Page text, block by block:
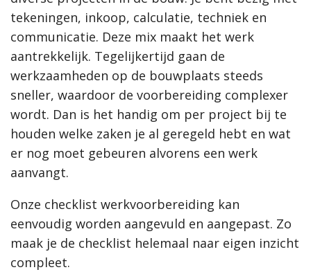
tekeningen, inkoop, calculatie, techniek en
communicatie. Deze mix maakt het werk
aantrekkelijk. Tegelijkertijd gaan de
werkzaamheden op de bouwplaats steeds
sneller, waardoor de voorbereiding complexer
wordt. Dan is het handig om per project bij te
houden welke zaken je al geregeld hebt en wat
er nog moet gebeuren alvorens een werk
aanvangt.
Onze checklist werkvoorbereiding kan
eenvoudig worden aangevuld en aangepast. Zo
maak je de checklist helemaal naar eigen inzicht
compleet.